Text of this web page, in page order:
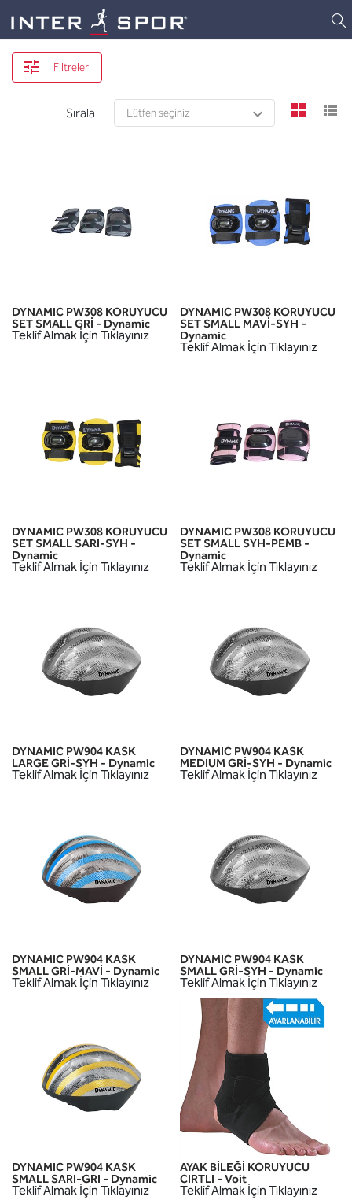
Filtreler
Sırala
DYNAMIC PW308 KORUYUCU
SET SMALL GRİ - Dynamic
Teklif Almak İçin Tıklayınız
DYNAMIC PW308 KORUYUCU
SET SMALL MAVİ-SYH -
Dynamic
Teklif Almak İçin Tıklayınız
DYNAMIC PW308 KORUYUCU
SET SMALL SARI-SYH -
Dynamic
Teklif Almak İçin Tıklayınız
DYNAMIC PW308 KORUYUCU
SET SMALL SYH-PEMB -
Dynamic
Teklif Almak İçin Tıklayınız
DYNAMIC PW904 KASK
LARGE GRİ-SYH - Dynamic
Teklif Almak İçin Tıklayınız
DYNAMIC PW904 KASK
MEDIUM GRİ-SYH - Dynamic
Teklif Almak İçin Tıklayınız
DYNAMIC PW904 KASK
SMALL GRİ-MAVİ - Dynamic
Teklif Almak İçin Tıklayınız
DYNAMIC PW904 KASK
SMALL GRİ-SYH - Dynamic
Teklif Almak İçin Tıklayınız
DYNAMIC PW904 KASK
SMALL SARI-GRI - Dynamic
Teklif Almak İçin Tıklayınız
AYAK BİLEĞİ KORUYUCU
CIRTLI - Voit
Teklif Almak İçin Tıklayınız